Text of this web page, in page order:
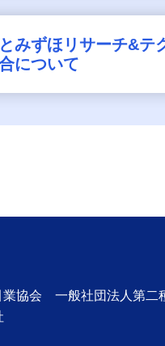
みずほリサーチ&テ
について
協会 一般社団法人第二